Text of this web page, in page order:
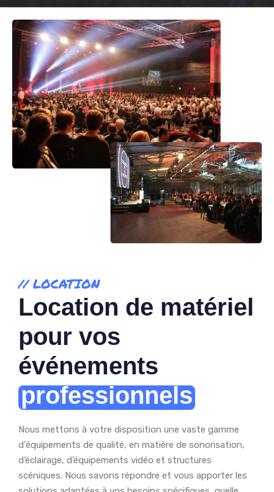
// LOCATION
Location de matériel
pour vos
événements
professionnels
Nous mettons à votre disposition une vaste gamme
d'équipements de qualité, en matière de sonorisation,
d’éclairage, d’équipements vidéo et structures
scéniques. Nous savons répondre et vous apporter les